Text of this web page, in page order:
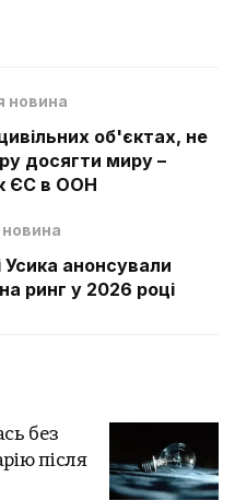
новина
об'єктах, не
досягти миру –
ЄС в ООН
анонсували
ринг у 2026 році
без
після